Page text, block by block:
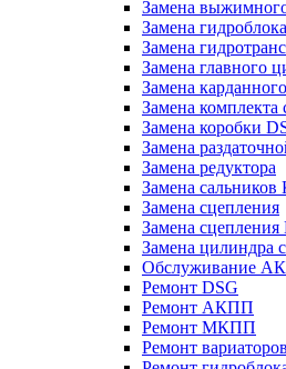
Замена
Замена гидроблока
Замена
Замена главного
Замена
Замена комплекта
Замена коробки
Замена
Замена редуктора
Замена
Замена сцепления
Замена сцепления
Замена цилиндра
Обслуживание
Ремонт DSG
Ремонт АКПП
Ремонт МКПП
Ремонт вариаторов